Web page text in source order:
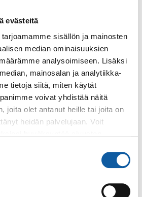
evästeitä
sisällön ja mainosten
median ominaisuuksien
analysoimiseen. Lisäksi
mainosalan ja analytiikka-
tietoja siitä, miten käytät
voivat yhdistää näitä
joita olet antanut heille tai joita on
heidän palvelujaan. Voit
klo 13:00–14:30
toiminta ja muistelu
hoitoa
järjestämä avoin
luovan toiminnan ja muistelun
henkilön...
suoritettujen arkeologisten
kaivausten johtaja, arkeologi